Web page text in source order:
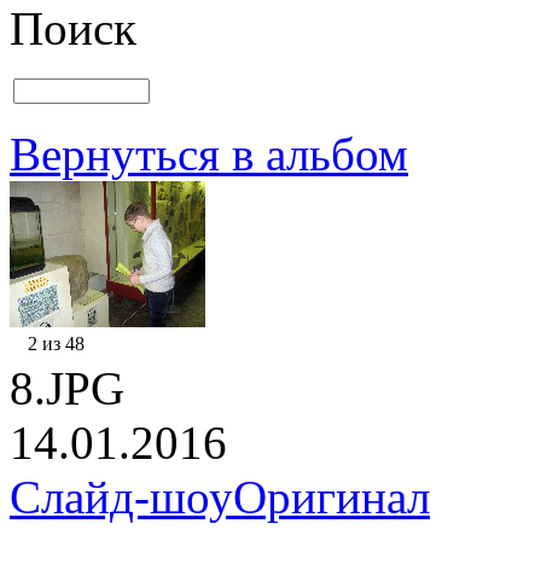
Поиск
Вернуться в альбом
2 из 48
8.JPG
14.01.2016
Слайд-шоуОригинал